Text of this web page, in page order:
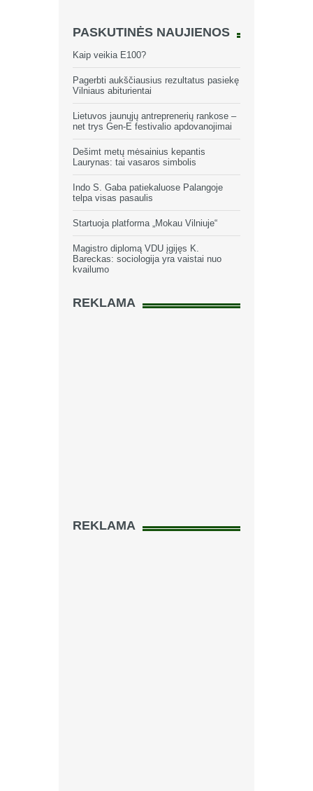
PASKUTINĖS NAUJIENOS
Kaip veikia E100?
Pagerbti aukščiausius rezultatus pasiekę
Vilniaus abiturientai
Lietuvos jaunųjų antreprenerių rankose –
net trys Gen-E festivalio apdovanojimai
Dešimt metų mėsainius kepantis
Laurynas: tai vasaros simbolis
Indo S. Gaba patiekaluose Palangoje
telpa visas pasaulis
Startuoja platforma „Mokau Vilniuje“
Magistro diplomą VDU įgijęs K.
Bareckas: sociologija yra vaistai nuo
kvailumo
REKLAMA
REKLAMA